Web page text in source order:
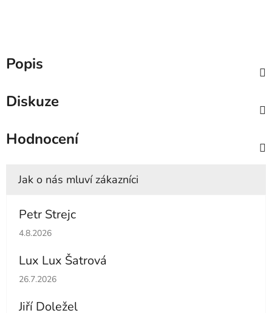
Popis
Diskuze
Hodnocení
Petr Strejc
Hodnocení obchodu je 5 z 5 hvězdiček.
4.8.2026
Lux Lux Šatrová
Hodnocení obchodu je 5 z 5 hvězdiček.
26.7.2026
Jiří Doležel